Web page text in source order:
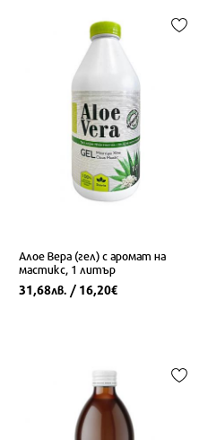
Алое Вера (гел) с аромат на
мастикс, 1 литър
31,68лв. / 16,20€